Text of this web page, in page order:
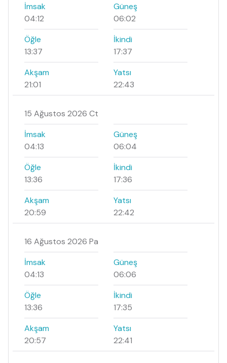
İmsak
04:12
Güneş
06:02
Öğle
13:37
İkindi
17:37
Akşam
21:01
Yatsı
22:43
15 Ağustos 2026 Ct
İmsak
04:13
Güneş
06:04
Öğle
13:36
İkindi
17:36
Akşam
20:59
Yatsı
22:42
16 Ağustos 2026 Pa
İmsak
04:13
Güneş
06:06
Öğle
13:36
İkindi
17:35
Akşam
20:57
Yatsı
22:41